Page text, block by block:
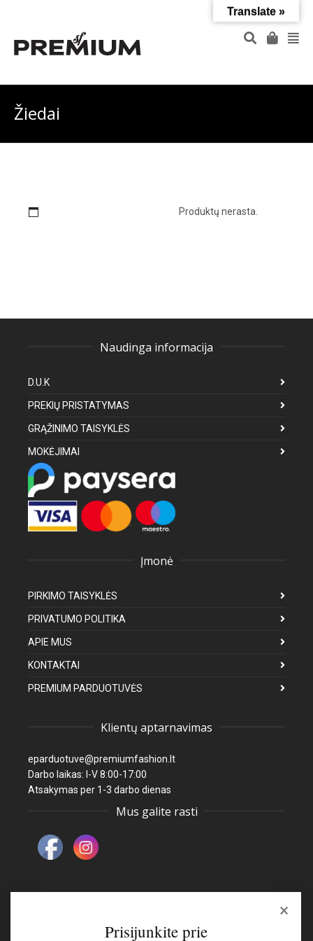
Žiedai
Nuolaida Produktų nerasta.
Naudinga informacija
D.U.K
PREKIŲ PRISTATYMAS
GRĄŽINIMO TAISYKLĖS
MOKĖJIMAI
Įmonė
PIRKIMO TAISYKLĖS
PRIVATUMO POLITIKA
APIE MUS
KONTAKTAI
PREMIUM PARDUOTUVĖS
Klientų aptarnavimas
eparduotuve@premiumfashion.lt
Darbo laikas: I-V 8:00-17:00
Atsakymas per 1-3 darbo dienas
Mus galite rasti
Naujienlaiškis
Translate »
×
Prisijunkite prie